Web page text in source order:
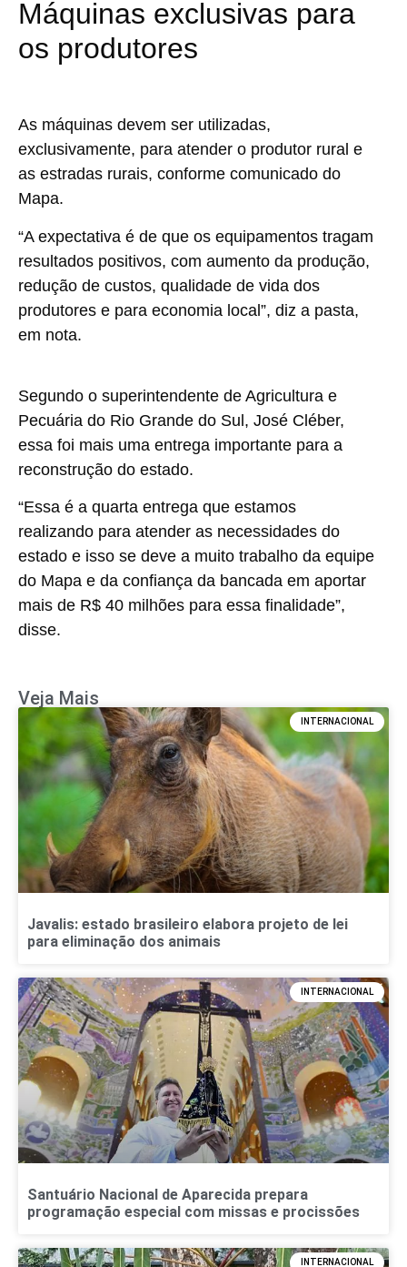
Máquinas exclusivas para
os produtores
As máquinas devem ser utilizadas,
exclusivamente, para atender o produtor rural e
as estradas rurais, conforme comunicado do
Mapa.
“A expectativa é de que os equipamentos tragam
resultados positivos, com aumento da produção,
redução de custos, qualidade de vida dos
produtores e para economia local”, diz a pasta,
em nota.
Segundo o superintendente de Agricultura e
Pecuária do Rio Grande do Sul, José Cléber,
essa foi mais uma entrega importante para a
reconstrução do estado.
“Essa é a quarta entrega que estamos
realizando para atender as necessidades do
estado e isso se deve a muito trabalho da equipe
do Mapa e da confiança da bancada em aportar
mais de R$ 40 milhões para essa finalidade”,
disse.
Veja Mais
INTERNACIONAL
Javalis: estado brasileiro elabora projeto de lei
para eliminação dos animais
INTERNACIONAL
Santuário Nacional de Aparecida prepara
programação especial com missas e procissões
INTERNACIONAL